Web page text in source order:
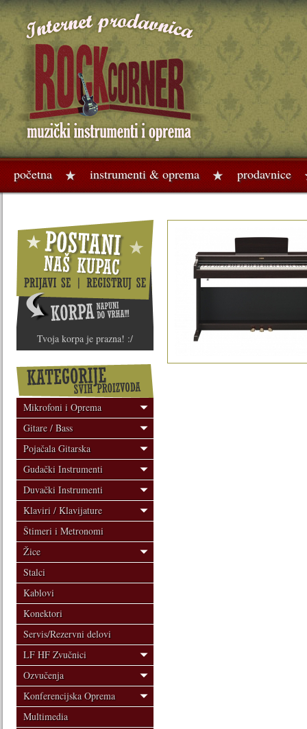
početna instrumenti & oprema prodavnice
Tvoja korpa je prazna! :/
Mikrofoni i Oprema
Gitare / Bass
Pojačala Gitarska
Gudački Instrumenti
Duvački Instrumenti
Klaviri / Klavijature
Štimeri i Metronomi
Žice
Stalci
Kablovi
Konektori
Servis/Rezervni delovi
LF HF Zvučnici
Ozvučenja
Konferencijska Oprema
Multimedia